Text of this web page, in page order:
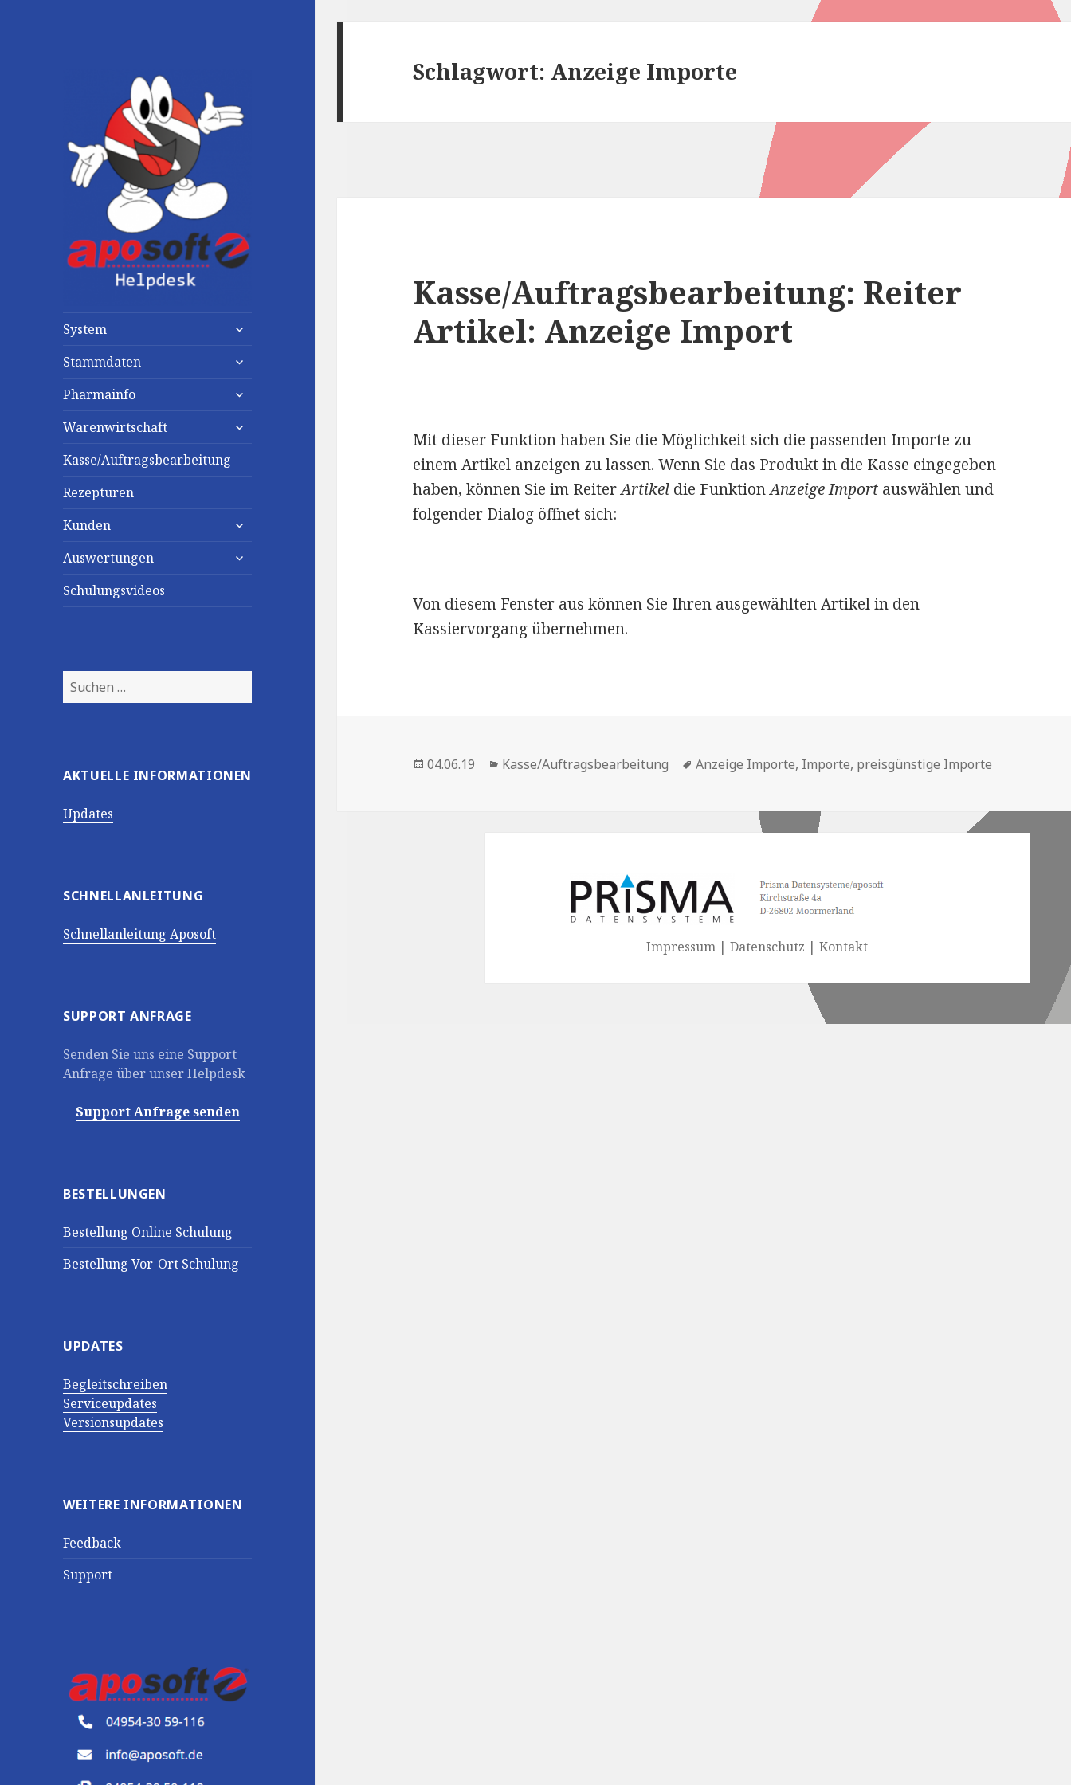
System
Stammdaten
Pharmainfo
Warenwirtschaft
Kasse/Auftragsbearbeitung
Rezepturen
Kunden
Auswertungen
Schulungsvideos
Suchen
nach:
AKTUELLE INFORMATIONEN
Updates
SCHNELLANLEITUNG
Schnellanleitung Aposoft
SUPPORT ANFRAGE
Senden Sie uns eine Support
Anfrage über unser Helpdesk
Support Anfrage senden
BESTELLUNGEN
Bestellung Online Schulung
Bestellung Vor-Ort Schulung
UPDATES
Begleitschreiben
Serviceupdates
Versionsupdates
WEITERE INFORMATIONEN
Feedback
Support
Schlagwort: Anzeige Importe
Kasse/Auftragsbearbeitung: Reiter
Artikel: Anzeige Import
Mit dieser Funktion haben Sie die Möglichkeit sich die passenden Importe zu
einem Artikel anzeigen zu lassen. Wenn Sie das Produkt in die Kasse eingegeben
haben, können Sie im ReiterArtikeldie FunktionAnzeige Importauswählen und
folgender Dialog öffnet sich:
Von diesem Fenster aus können Sie Ihren ausgewählten Artikel in den
Kassiervorgang übernehmen.
Veröffentlicht
04.06.19 Kategorien
Kasse/Auftragsbearbeitung Schlagwörter
Anzeige Importe, Importe, preisgünstige Importe
Impressum | Datenschutz | Kontakt